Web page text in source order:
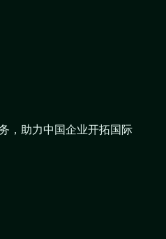
，助力中国企业开拓国际